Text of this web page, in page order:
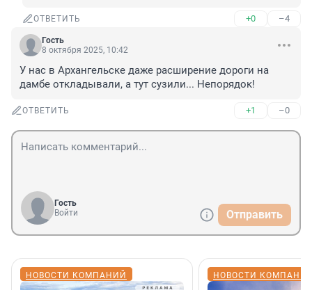
ОТВЕТИТЬ +0 –4
Гость
8 октября 2025, 10:42
У нас в Архангельске даже расширение дороги на
дамбе откладывали, а тут сузили... Непорядок!
ОТВЕТИТЬ +1 –0
Гость
Войти
Отправить
НОВОСТИ КОМПАНИЙ НОВОСТИ